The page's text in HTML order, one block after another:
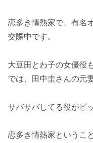
恋多き情熱家で、有名
交際中です。
大豆田とわ子の女優役
では、田中圭さんの元
サバサバしてる役がピ
恋多き情熱家というこ